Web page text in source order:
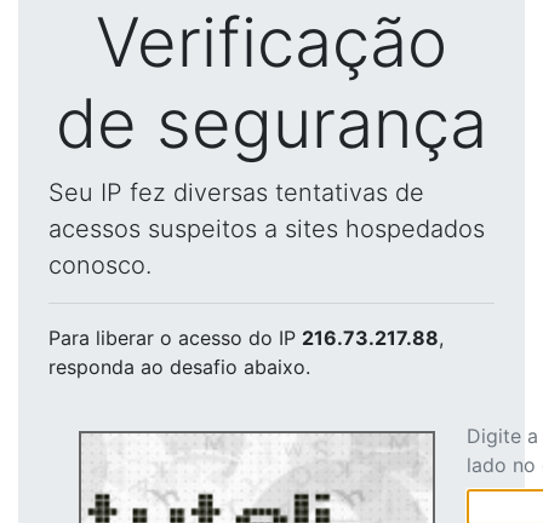
Verificação
de segurança
Seu IP fez diversas tentativas de
acessos suspeitos a sites hospedados
conosco.
Para liberar o acesso do IP 216.73.217.88,
responda ao desafio abaixo.
Digite
lado no